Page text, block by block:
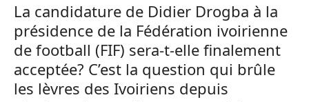
La candidature de Didier Drogba à la
présidence de la Fédération ivoirienne
de football (FIF) sera-t-elle finalement
acceptée? C’est la question qui brûle
les lèvres des Ivoiriens depuis